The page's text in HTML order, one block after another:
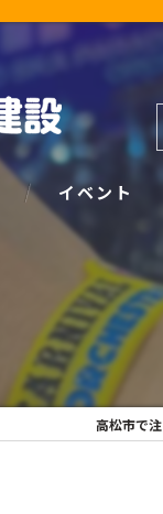
イベント
イベント情報
家づくり塾
高松市で